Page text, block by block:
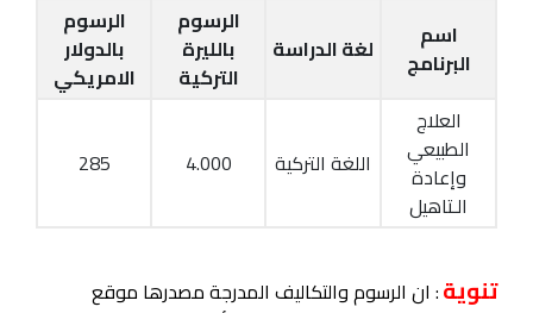
اسم
البرنامج
لغة الدراسة
الرسوم
بالليرة
التركية
الرسوم
بالدولار
الامريكي
العلاج
الطبيعي
وإعادة
الـتاهيل
اللغة التركية 4.000
285
تنوية: ان الرسوم والتكاليف المدرجة مصدرها موقع